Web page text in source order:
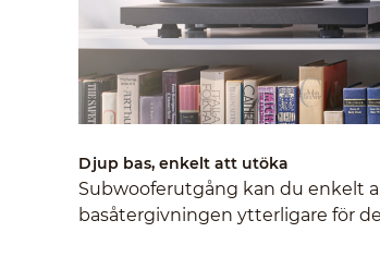
Djup bas, enkelt att utöka
Subwooferutgång kan du enkelt
basåtergivningen ytterligare för